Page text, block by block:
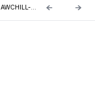
AWCHILL-15